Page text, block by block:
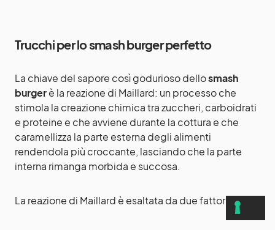
Trucchi per lo smash burger perfetto
La chiave del sapore così godurioso dellosmash
burgerè la reazione di Maillard: un processo che
stimola la creazione chimica tra zuccheri, carboidrati
e proteine e che avviene durante la cottura e che
caramellizza la parte esterna degli alimenti
rendendola più croccante, lasciando che la parte
interna rimanga morbida e succosa.
La reazione di Maillard è esaltata da due fattori: